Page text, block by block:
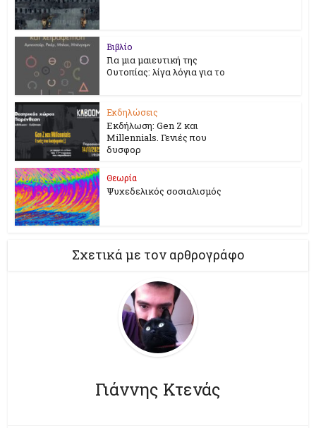
Βιβλίο
Για μια μαιευτική της
Ουτοπίας: λίγα λόγια για το
Εκδηλώσεις
Εκδήλωση: Gen Z και
Millennials. Γενιές που
δυσφορ
Θεωρία
Ψυχεδελικός σοσιαλισμός
Σχετικά με τον αρθρογράφο
Γιάννης Κτενάς